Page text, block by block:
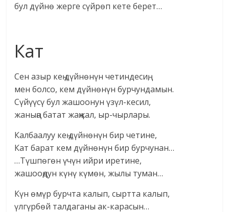
бул дүйнө жерге сүйрөп кете берет…
Кат
Сен азыр кең дүйнөнүн четиндесиң,
мен болсо, кем дүйнөнүн бурчундамын.
Сүйүүсү бул жашоонун үзүл-кесил,
жаныңа батат жаңжал, ыр-чырлары.
Калбаалуу кең дүйнөнүн бир четине,
Кат барат кем дүйнөнүн бир бурчунан…
…Түшпөгөн үчүн ийри иретине,
жашооңдун күнү күмөн, жылы туман…
Күн өмүр бурчта калып, сыртта калып,
үлгүрбөй талдаганы ак-карасын…